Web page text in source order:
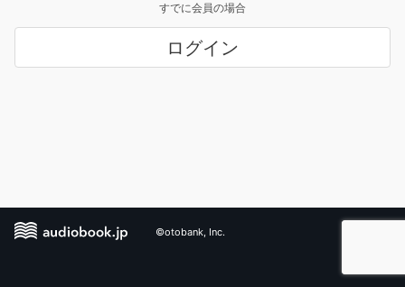
すでに会員の場合
ログイン
©otobank, Inc.